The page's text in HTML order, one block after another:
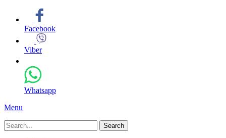
Facebook
Viber
Whatsapp
Menu
Search
for: